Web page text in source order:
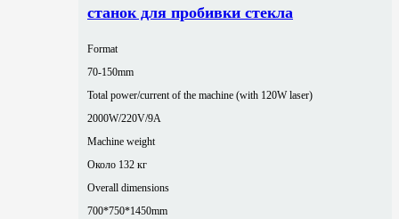
станок для пробивки стекла
Format
70-150mm
Total power/current of the machine (with 120W laser)
2000W/220V/9A
Machine weight
Около 132 кг
Overall dimensions
700*750*1450mm